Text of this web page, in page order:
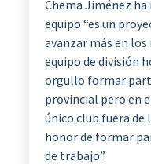
Chema Jiménez ha
equipo “es un
avanzar más en los
equipo de división
orgullo formar
provincial pero en
único club fuera de
honor de formar
de trabajo”.